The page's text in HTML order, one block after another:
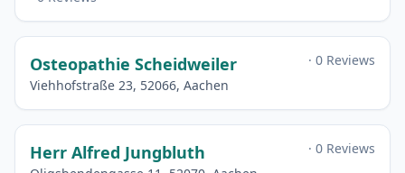
Osteopathie Scheidweiler
Viehhofstraße 23, 52066, Aachen
· 0 Reviews
Herr Alfred Jungbluth · 0 Reviews